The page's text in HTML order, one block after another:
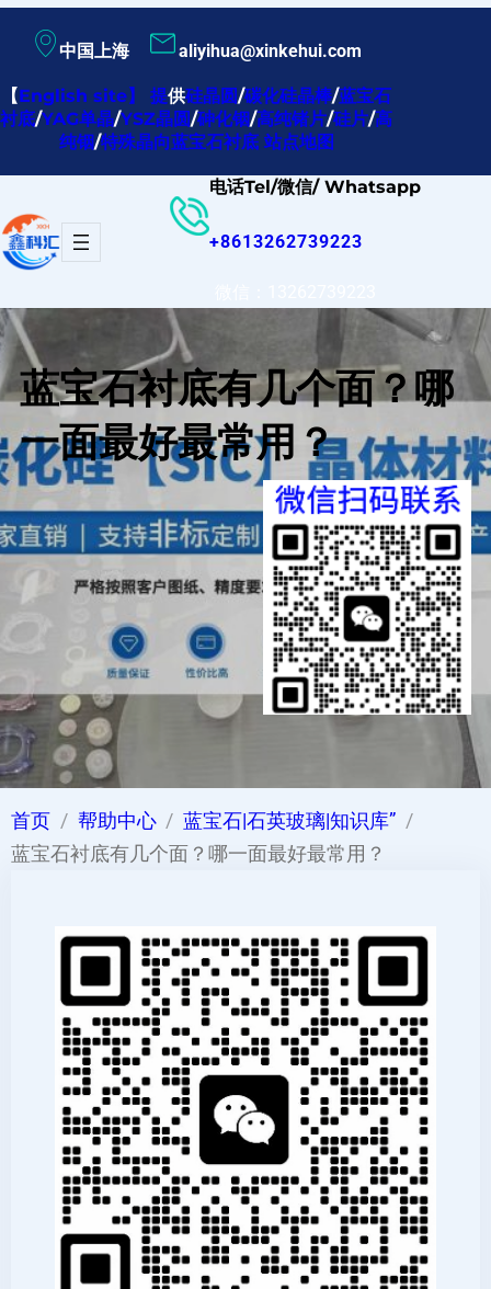
内
容
中国上海 aliyihua@xinkehui.com
【English site】提供硅晶圆/碳化硅晶棒/蓝宝石
衬底/YAG单晶/YSZ晶圆/砷化铟/高纯锗片/硅片/高
纯铟/特殊晶向蓝宝石衬底 站点地图
电话Tel/微信/ Whatsapp
+8613262739223
蓝宝石衬底有几个面？哪
一面最好最常用？
首页 帮助中心
蓝宝石|石英玻璃|知识库”
蓝宝石衬底有几个面？哪一面最好最常用？